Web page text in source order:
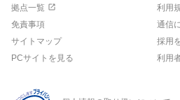
拠点一覧
利用
免責事項
通信
サイトマップ
採用
PCサイトを見る
利用